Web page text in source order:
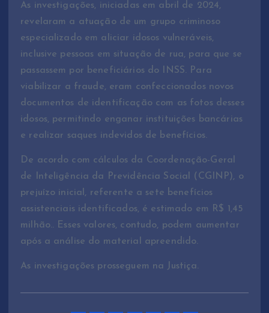
As investigações, iniciadas em abril de 2024,
revelaram a atuação de um grupo criminoso
especializado em aliciar idosos vulneráveis,
inclusive pessoas em situação de rua, para que se
passassem por beneficiários do INSS. Para
viabilizar a fraude, eram confeccionados novos
documentos de identificação com as fotos desses
idosos, permitindo enganar instituições bancárias
e realizar saques indevidos de benefícios.
De acordo com cálculos da Coordenação-Geral
de Inteligência da Previdência Social (CGINP), o
prejuízo inicial, referente a sete benefícios
assistenciais identificados, é estimado em R$ 1,45
milhão.. Esses valores, contudo, podem aumentar
após a análise do material apreendido.
As investigações prosseguem na Justiça.